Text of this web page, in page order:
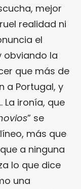
mejor
realidad ni
el
obviando la
que más de
a Portugal, y
ironía, que
” se
más que
a ninguna
lo que dice
una